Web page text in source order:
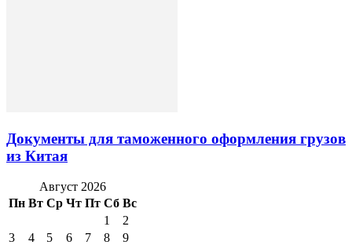
Документы для таможенного оформления грузов
из Китая
Август 2026
Пн Вт Ср Чт Пт Сб Вс
1
2
3
4 5 6 7 8
9